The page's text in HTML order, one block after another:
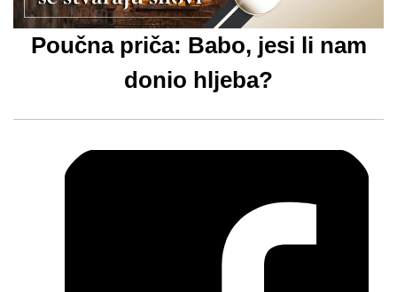
Poučna priča: Babo, jesi li nam
donio hljeba?